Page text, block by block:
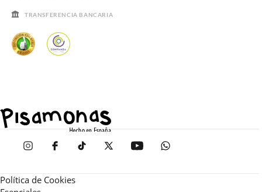
TRANSFERENCIA BANCARIA
Política de Cookies